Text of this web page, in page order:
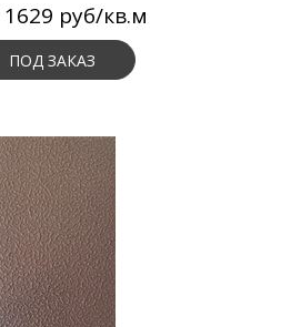
1629 руб/кв.м
ПОД ЗАКАЗ